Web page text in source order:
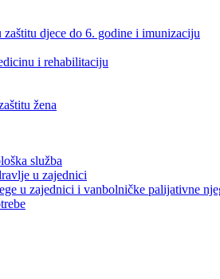
zaštitu djece do 6. godine i imunizaciju
i rehabilitaciju
žena
služba
u zajednici
u zajednici i vanbolničke palijativne